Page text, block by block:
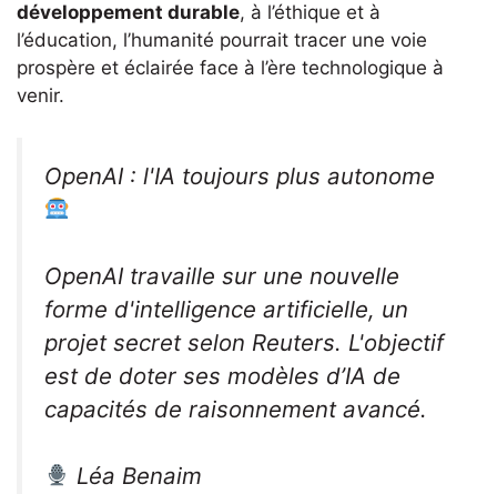
développement durable, à l’éthique et à
l’éducation, l’humanité pourrait tracer une voie
prospère et éclairée face à l’ère technologique à
venir.
OpenAI : l'IA toujours plus autonome
OpenAI travaille sur une nouvelle
forme d'intelligence artificielle, un
projet secret selon Reuters. L'objectif
est de doter ses modèles d’IA de
capacités de raisonnement avancé.
Léa Benaim